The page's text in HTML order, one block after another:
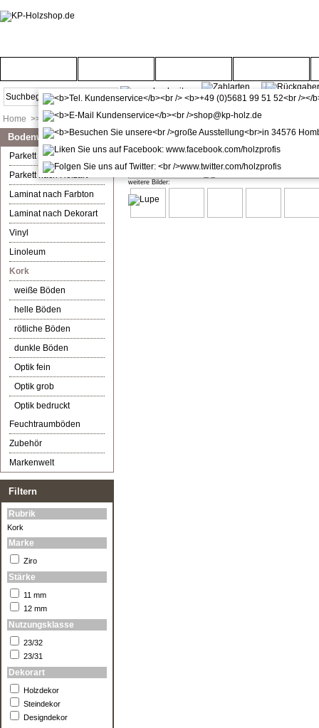
Home >> Bodenwelt >> Kork
Ziro Corelan Eiche Canyon
weitere Bilder:
Bodenwelt
Parkett nach Farbton
Parkett nach Holzart
Laminat nach Farbton
Laminat nach Dekorart
Vinyl
Linoleum
Kork
weiße Böden
helle Böden
rötliche Böden
dunkle Böden
Optik fein
Optik grob
Optik bedruckt
Feuchtraumböden
Zubehör
Markenwelt
Filtern
Rubrik
Kork
Marke
Ziro
Stärke
11 mm
12 mm
Nutzungsklasse
23/32
23/31
Dekorart
Holzdekor
Steindekor
Designdekor